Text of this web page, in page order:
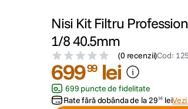
Nisi Kit Filtru
1/8 40.5mm
(0 recenzii)Cod:
69999 lei
699 puncte de fidelitate
Rate fără dobânda de la2916 lei